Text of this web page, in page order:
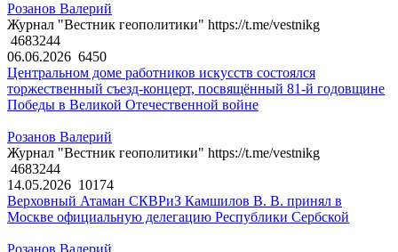
Розанов Валерий
Журнал "Вестник геополитики" https://t.me/vestnikg
4683244
06.06.2026 6450
Центральном доме работников искусств состоялся
торжественный съезд-концерт, посвящённый 81-й годовщине
Победы в Великой Отечественной войне
Розанов Валерий
Журнал "Вестник геополитики" https://t.me/vestnikg
4683244
14.05.2026 10174
Верховный Атаман СКВРиЗ Камшилов В. В. принял в
Москве официальную делегацию Республики Сербской